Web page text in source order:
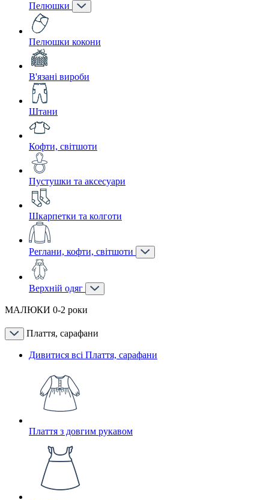
Пелюшки
Пелюшки кокони
В'язані вироби
Штани
Кофти, світшоти
Пустушки та аксесуари
Шкарпетки та колготи
Реглани, кофти, світшоти
Верхній одяг
МАЛЮКИ 0-2 роки
Плаття, сарафани
Дивитися всі Плаття, сарафани
Плаття з довгим рукавом